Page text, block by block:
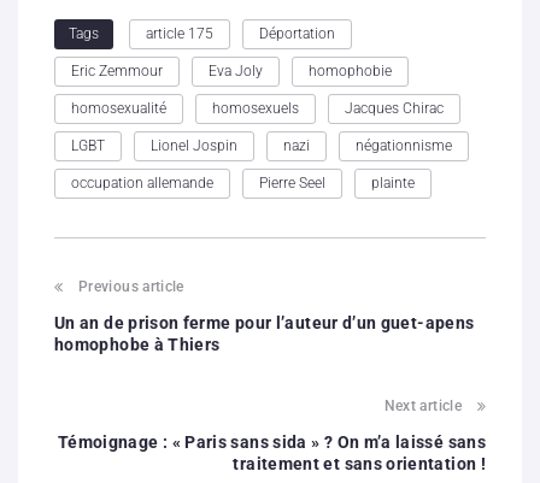
Tags article 175 Déportation
Eric Zemmour Eva Joly homophobie
homosexualité homosexuels Jacques Chirac
LGBT Lionel Jospin nazi négationnisme
occupation allemande Pierre Seel plainte
Previous article
Un an de prison ferme pour l’auteur d’un guet-apens
homophobe à Thiers
Next article
Témoignage : « Paris sans sida » ? On m’a laissé sans
traitement et sans orientation !